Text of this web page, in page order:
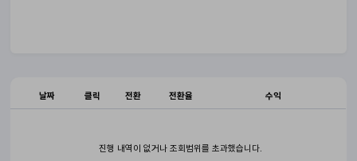
날짜 클릭 전환 전환율 수익
진행 내역이 없거나 조회범위를 초과했습니다.